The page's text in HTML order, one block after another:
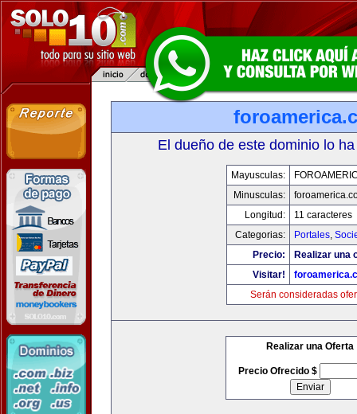
El dueño de este dominio lo
Mayusculas:
Minusculas:
Longitud:
11 caracteres
Categorias:
Portales,
Precio:
Realizar una
Visitar!
Serán consideradas
Realizar una Oferta
Precio Ofrecido $